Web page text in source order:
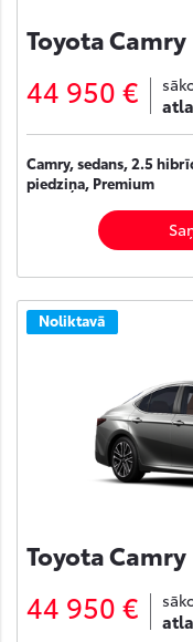
Toyota Camry
44 950 €
Camry, sedans, 2.5
piedziņa, Premium
Noliktavā
Toyota Camry
44 950 €